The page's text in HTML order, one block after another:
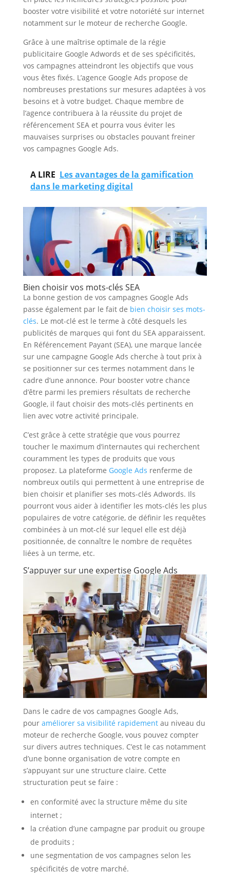
booster votre visibilité et votre notoriété sur internet
notamment sur le moteur de recherche Google.
Grâce à une maîtrise optimale de la régie
publicitaire Google Adwords et de ses spécificités,
vos campagnes atteindront les objectifs que vous
vous êtes fixés. L’agence Google Ads propose de
nombreuses prestations sur mesures adaptées à vos
besoins et à votre budget. Chaque membre de
l’agence contribuera à la réussite du projet de
référencement SEA et pourra vous éviter les
mauvaises surprises ou obstacles pouvant freiner
vos campagnes Google Ads.
A LIRE Les avantages de la gamification
dans le marketing digital
Bien choisir vos mots-clés SEA
La bonne gestion de vos campagnes Google Ads
passe également par le fait de bien choisir ses mots-
clés. Le mot-clé est le terme à côté desquels les
publicités de marques qui font du SEA apparaissent.
En Référencement Payant (SEA), une marque lancée
sur une campagne Google Ads cherche à tout prix à
se positionner sur ces termes notamment dans le
cadre d’une annonce. Pour booster votre chance
d’être parmi les premiers résultats de recherche
Google, il faut choisir des mots-clés pertinents en
lien avec votre activité principale.
C’est grâce à cette stratégie que vous pourrez
toucher le maximum d’internautes qui recherchent
couramment les types de produits que vous
proposez. La plateforme Google Ads renferme de
nombreux outils qui permettent à une entreprise de
bien choisir et planifier ses mots-clés Adwords. Ils
pourront vous aider à identifier les mots-clés les plus
populaires de votre catégorie, de définir les requêtes
combinées à un mot-clé sur lequel elle est déjà
positionnée, de connaître le nombre de requêtes
liées à un terme, etc.
S’appuyer sur une expertise Google Ads
Dans le cadre de vos campagnes Google Ads,
pour améliorer sa visibilité rapidementau niveau du
moteur de recherche Google, vous pouvez compter
sur divers autres techniques. C’est le cas notamment
d’une bonne organisation de votre compte en
s’appuyant sur une structure claire. Cette
structuration peut se faire :
en conformité avec la structure même du site
internet ;
la création d’une campagne par produit ou groupe
de produits ;
une segmentation de vos campagnes selon les
spécificités de votre marché.